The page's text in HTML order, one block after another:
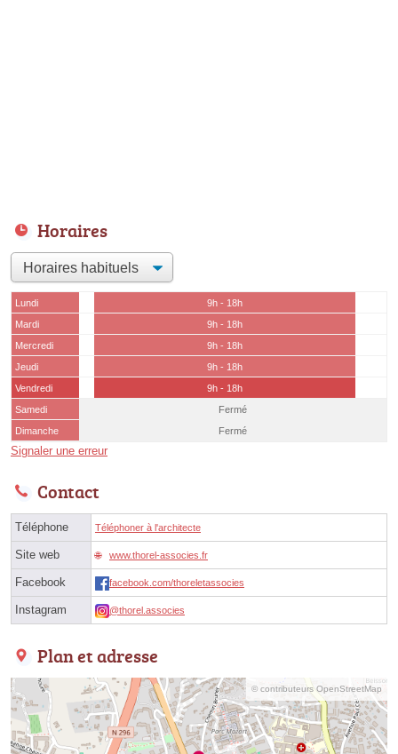
Horaires
Lundi
9h - 18h
Mardi
9h - 18h
Mercredi
9h - 18h
Jeudi
9h - 18h
Vendredi
9h - 18h
Samedi
Fermé
Dimanche
Fermé
Signaler une erreur
Contact
Téléphone Téléphoner à l'architecte
Site web www.thorel-associes.fr
Facebook facebook.com/thoreletassocies
Instagram @thorel.associes
Plan et adresse
© contributeurs OpenStreetMap